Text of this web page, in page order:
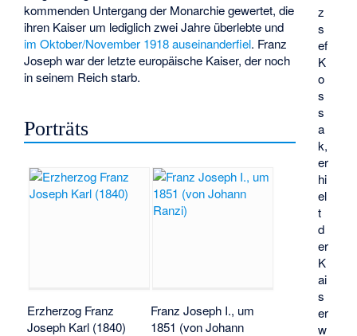
z
s
ef
K
o
s
s
a
k,
er
hi
el
t
d
er
K
ai
s
er
w
kommenden Untergang der Monarchie gewertet, die
ihren Kaiser um lediglich zwei Jahre überlebte und
im Oktober/November 1918 auseinanderfiel. Franz
Joseph war der letzte europäische Kaiser, der noch
in seinem Reich starb.
Porträts
Erzherzog Franz
Joseph Karl (1840)
Franz Joseph I., um
1851 (von Johann